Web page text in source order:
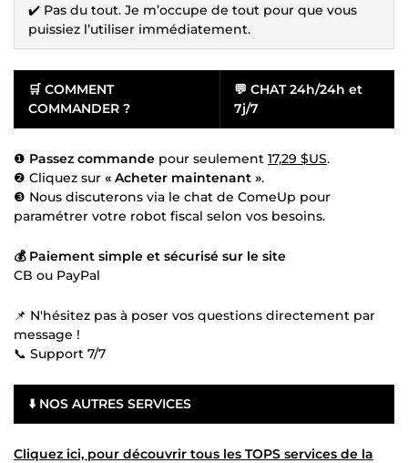
✔️ Pas du tout. Je m’occupe de tout pour que vous
puissiez l’utiliser immédiatement.
🛒 COMMENT
COMMANDER ?
💬 CHAT 24h/24h et
7j/7
❶ Passez commande pour seulement 17,29 $US.
❷ Cliquez sur « Acheter maintenant ».
❸ Nous discuterons via le chat de ComeUp pour
paramétrer votre robot fiscal selon vos besoins.
💰 Paiement simple et sécurisé sur le site
CB ou PayPal
📌 N'hésitez pas à poser vos questions directement par
message !
📞 Support 7/7
⬇️ NOS AUTRES SERVICES
Cliquez ici, pour découvrir tous les TOPS services de la